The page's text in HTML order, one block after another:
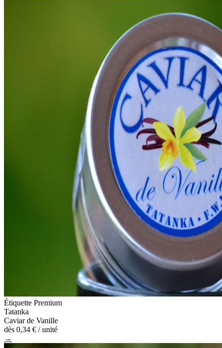
Étiquette Premium
Tatanka
Caviar de Vanille
dès 0,34 € / unité
→